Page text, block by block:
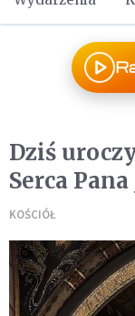
Dziś
Serca Pana
KOŚCIÓŁ